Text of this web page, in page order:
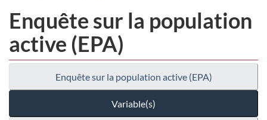
Enquête sur la population
active (EPA)
Enquête sur la population active (EPA)
Variable(s)